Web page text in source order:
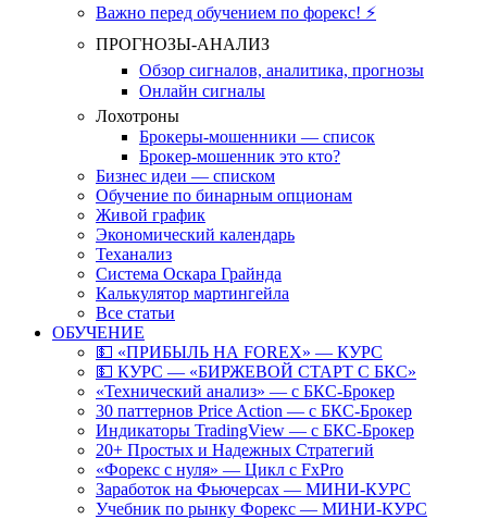
Важно перед обучением по форекс! ⚡
ПРОГНОЗЫ-АНАЛИЗ
Обзор сигналов, аналитика, прогнозы
Онлайн сигналы
Лохотроны
Брокеры-мошенники — список
Брокер-мошенник это кто?
Бизнес идеи — списком
Обучение по бинарным опционам
Живой график
Экономический календарь
Теханализ
Система Оскара Грайнда
Калькулятор мартингейла
Все статьи
ОБУЧЕНИЕ
💵 «ПРИБЫЛЬ НА FOREX» — КУРС
💵 КУРС — «БИРЖЕВОЙ СТАРТ С БКС»
«Технический анализ» — с БКС-Брокер
30 паттернов Price Action — с БКС-Брокер
Индикаторы TradingView — с БКС-Брокер
20+ Простых и Надежных Стратегий
«Форекс с нуля» — Цикл с FxPro
Заработок на Фьючерсах — МИНИ-КУРС
Учебник по рынку Форекс — МИНИ-КУРС